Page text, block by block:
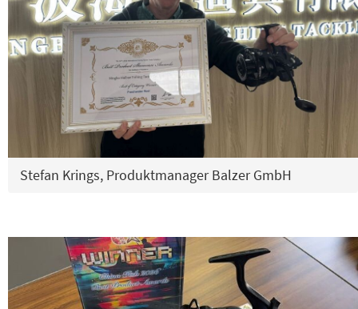
Stefan Krings, Produktmanager Balzer GmbH